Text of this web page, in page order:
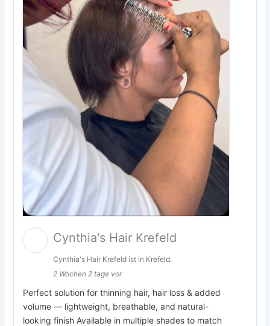
Cynthia's Hair Krefeld
Cynthia's Hair Krefeld ist in Krefeld.
2 Wochen 2 tage vor
Perfect solution for thinning hair, hair loss & added
volume — lightweight, breathable, and natural-
looking finish Available in multiple shades to match